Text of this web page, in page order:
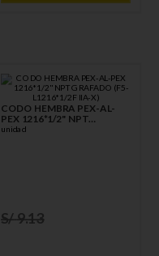
CODO HEMBRA PEX-AL-
PEX 1216*1/2" NPT
GRAFADO (F5-L1216*1/2F
unidad
S/9.13